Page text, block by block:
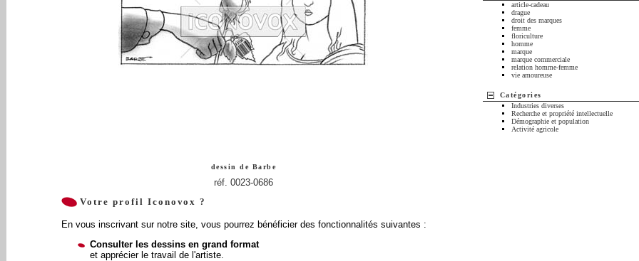
dessin de Barbe
réf. 0023-0686
Votre profil Iconovox ?
En vous inscrivant sur notre site, vous pourrez bénéficier des fonctionnalités suivantes :
Consulter les dessins en grand format
et apprécier le travail de l'artiste.
article-cadeau
drague
droit des marques
femme
floriculture
homme
marque
marque commerciale
relation homme-femme
vie amoureuse
Catégories
Industries diverses
Recherche et propriété intellectuelle
Démographie et population
Activité agricole